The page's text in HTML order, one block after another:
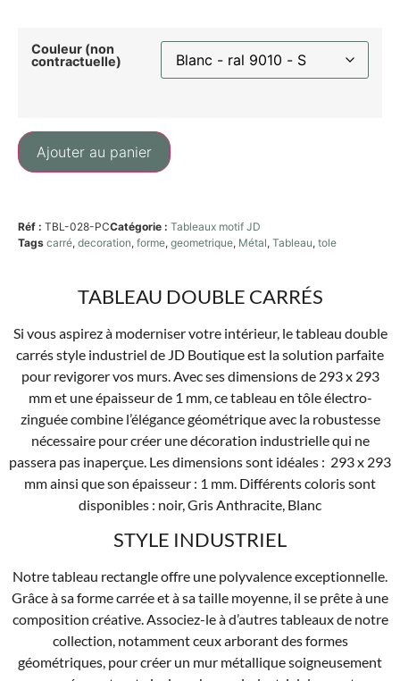
Couleur (non
contractuelle)
Ajouter au panier
Réf : TBL-028-PCCatégorie : Tableaux motif JD
Tags carré, decoration, forme, geometrique, Métal, Tableau, tole
TABLEAU DOUBLE CARRÉS
Si vous aspirez à moderniser votre intérieur, le tableau double
carrés style industriel de JD Boutique est la solution parfaite
pour revigorer vos murs. Avec ses dimensions de 293 x 293
mm et une épaisseur de 1 mm, ce tableau en tôle électro-
zinguée combine l’élégance géométrique avec la robustesse
nécessaire pour créer une décoration industrielle qui ne
passera pas inaperçue. Les dimensions sont idéales : 293 x 293
mm ainsi que son épaisseur : 1 mm. Différents coloris sont
disponibles : noir, Gris Anthracite, Blanc
STYLE INDUSTRIEL
Notre tableau rectangle offre une polyvalence exceptionnelle.
Grâce à sa forme carrée et à sa taille moyenne, il se prête à une
composition créative. Associez-le à d’autres tableaux de notre
collection, notamment ceux arborant des formes
géométriques, pour créer un mur métallique soigneusement